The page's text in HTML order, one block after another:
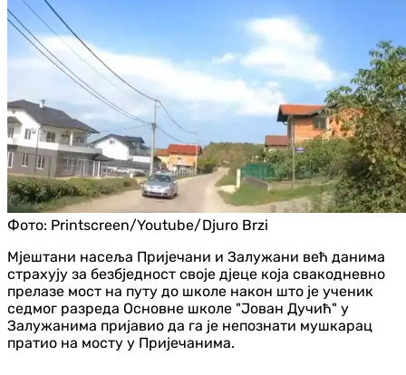
Фото: Printscreen/Youtube/Djuro Brzi
Мјештани насеља Пријечани и Залужани већ данима
страхују за безбједност своје дјеце која свакодневно
прелазе мост на путу до школе након што је ученик
седмог разреда Основне школе "Јован Дучић" у
Залужанима пријавио да га је непознати мушкарац
пратио на мосту у Пријечанима.